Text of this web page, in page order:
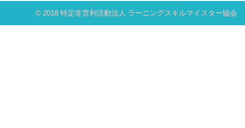
© 2018 特定非営利活動法人 ラーニングスキルマイスター協会